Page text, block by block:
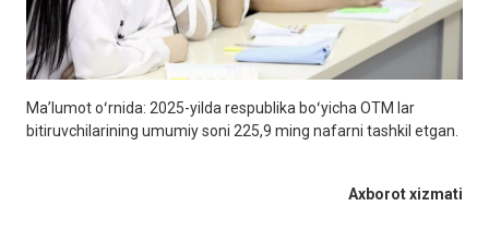
Maʼlumot oʻrnida: 2025-yilda respublika boʻyicha OTM lar
bitiruvchilarining umumiy soni 225,9 ming nafarni tashkil etgan.
Axborot xizmati